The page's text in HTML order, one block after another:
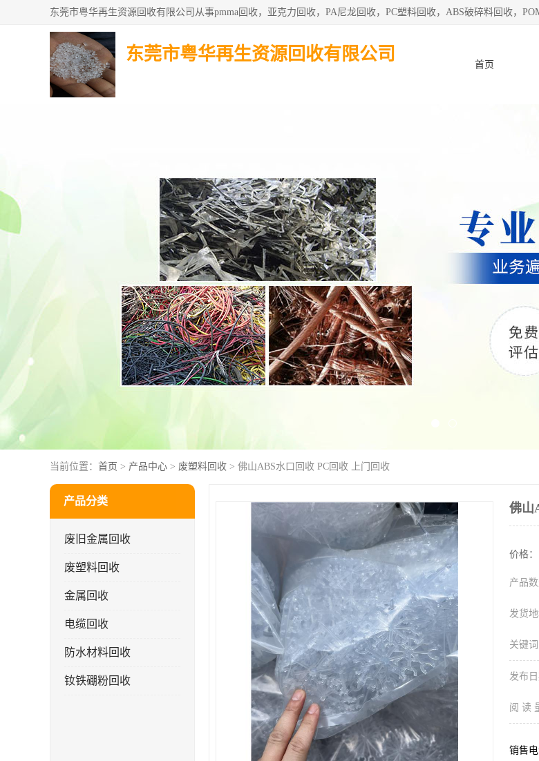
东莞市粤华再生资源回收有限公司
首页
当前位置： 首页 > 产品中心 > 废塑料回收 > 佛山ABS水口回收 PC回收 上门回收
产品分类
废旧金属回收
废塑料回收
金属回收
电缆回收
防水材料回收
钕铁硼粉回收
佛山
价格：
产品数
发货地
关键词
发布日
阅 读
销售电